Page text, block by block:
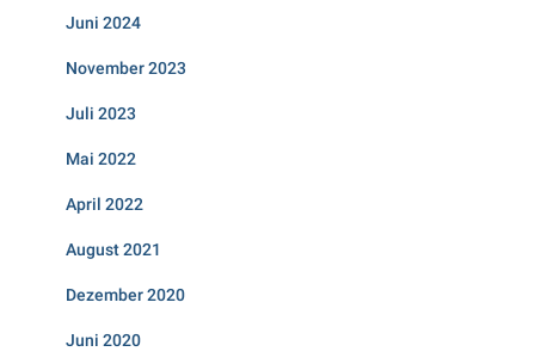
Juni 2024
November 2023
Juli 2023
Mai 2022
April 2022
August 2021
Dezember 2020
Juni 2020